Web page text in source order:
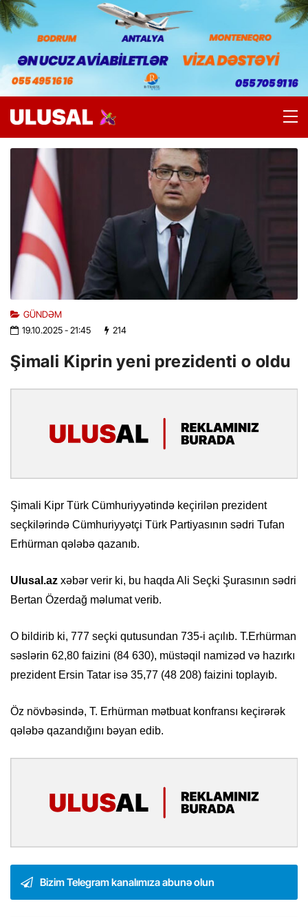
GÜNDƏM
19.10.2025- 21:45 214
Şimali Kiprin yeni prezidenti o oldu
Şimali Kipr Türk Cümhuriyyətində keçirilən prezident
seçkilərində Cümhuriyyətçi Türk Partiyasının sədri Tufan
Erhürman qələbə qazanıb.
Ulusal.az xəbər verir ki, bu haqda Ali Seçki Şurasının sədri
Bertan Özerdağ məlumat verib.
O bildirib ki, 777 seçki qutusundan 735-i açılıb. T.Erhürman
səslərin 62,80 faizini (84 630), müstəqil namizəd və hazırkı
prezident Ersin Tatar isə 35,77 (48 208) faizini toplayıb.
Öz növbəsində, T. Erhürman mətbuat konfransı keçirərək
qələbə qazandığını bəyan edib.
Bizim Telegram kanalımıza abunə olun